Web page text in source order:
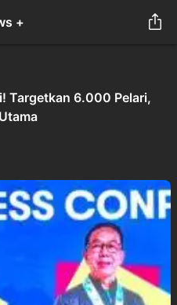
+
Targetkan 6.000 Pelari,